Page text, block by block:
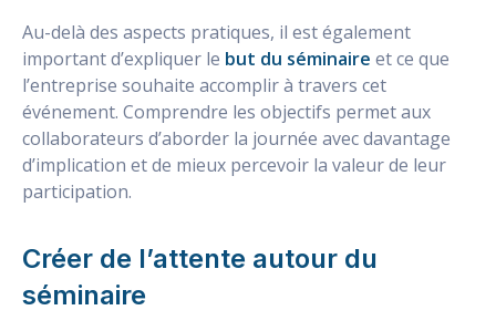
Au-delà des aspects pratiques, il est également
important d’expliquer le but du séminaire et ce que
l’entreprise souhaite accomplir à travers cet
événement. Comprendre les objectifs permet aux
collaborateurs d’aborder la journée avec davantage
d’implication et de mieux percevoir la valeur de leur
participation.
Créer de l’attente autour du
séminaire